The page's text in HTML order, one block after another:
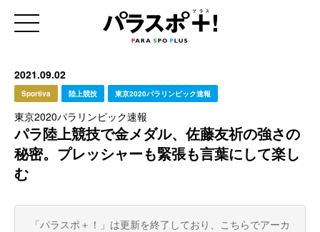
2021.09.02
Sportiva 陸上競技 東京2020パラリンピック速報
東京2020パラリンピック速報
パラ陸上競技で金メダル、佐藤友祈の強さの
秘密。プレッシャーも緊張も言葉にして楽し
む
「パラスポ＋！」は更新を終了しており、こちらでアーカ